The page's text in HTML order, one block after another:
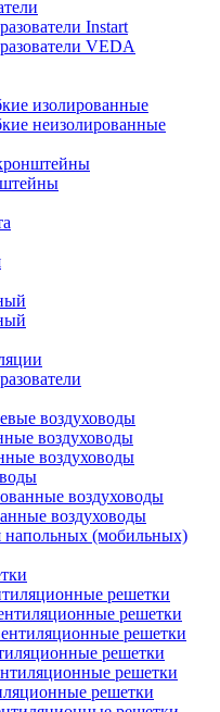
Instart
VEDA
изолированные
неизолированные
воздуховоды
воздуховоды
воздуховоды
воздуховоды
воздуховоды
напольных (мобильных)
решетки
решетки
решетки
решетки
решетки
решетки